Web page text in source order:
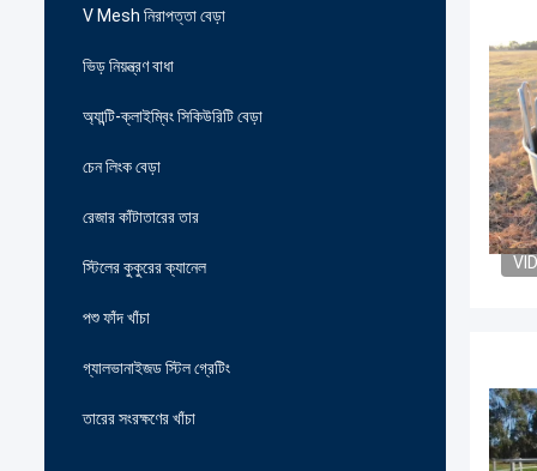
V Mesh নিরাপত্তা বেড়া
ভিড় নিয়ন্ত্রণ বাধা
অ্যান্টি-ক্লাইম্বিং সিকিউরিটি বেড়া
চেন লিংক বেড়া
রেজার কাঁটাতারের তার
স্টিলের কুকুরের ক্যানেল
পশু ফাঁদ খাঁচা
গ্যালভানাইজড স্টিল গ্রেটিং
তারের সংরক্ষণের খাঁচা